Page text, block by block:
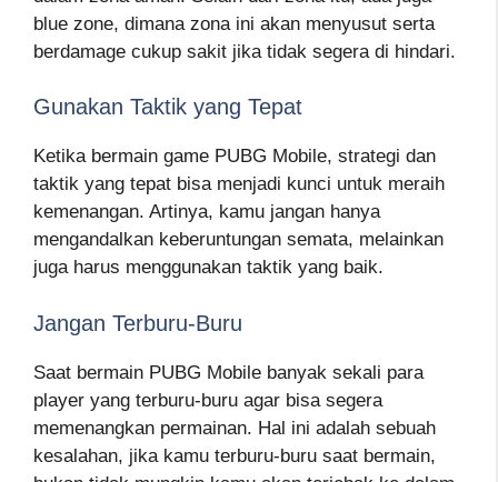
blue zone, dimana zona ini akan menyusut serta
berdamage cukup sakit jika tidak segera di hindari.
Gunakan Taktik yang Tepat
Ketika bermain game PUBG Mobile, strategi dan
taktik yang tepat bisa menjadi kunci untuk meraih
kemenangan. Artinya, kamu jangan hanya
mengandalkan keberuntungan semata, melainkan
juga harus menggunakan taktik yang baik.
Jangan Terburu-Buru
Saat bermain PUBG Mobile banyak sekali para
player yang terburu-buru agar bisa segera
memenangkan permainan. Hal ini adalah sebuah
kesalahan, jika kamu terburu-buru saat bermain,